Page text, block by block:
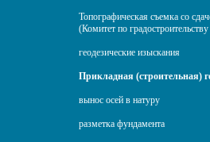
Топографическая съемка со
(Комитет по
геодезические изыскания
Прикладная (строительная)
вынос осей в натуру
разметка фундамента